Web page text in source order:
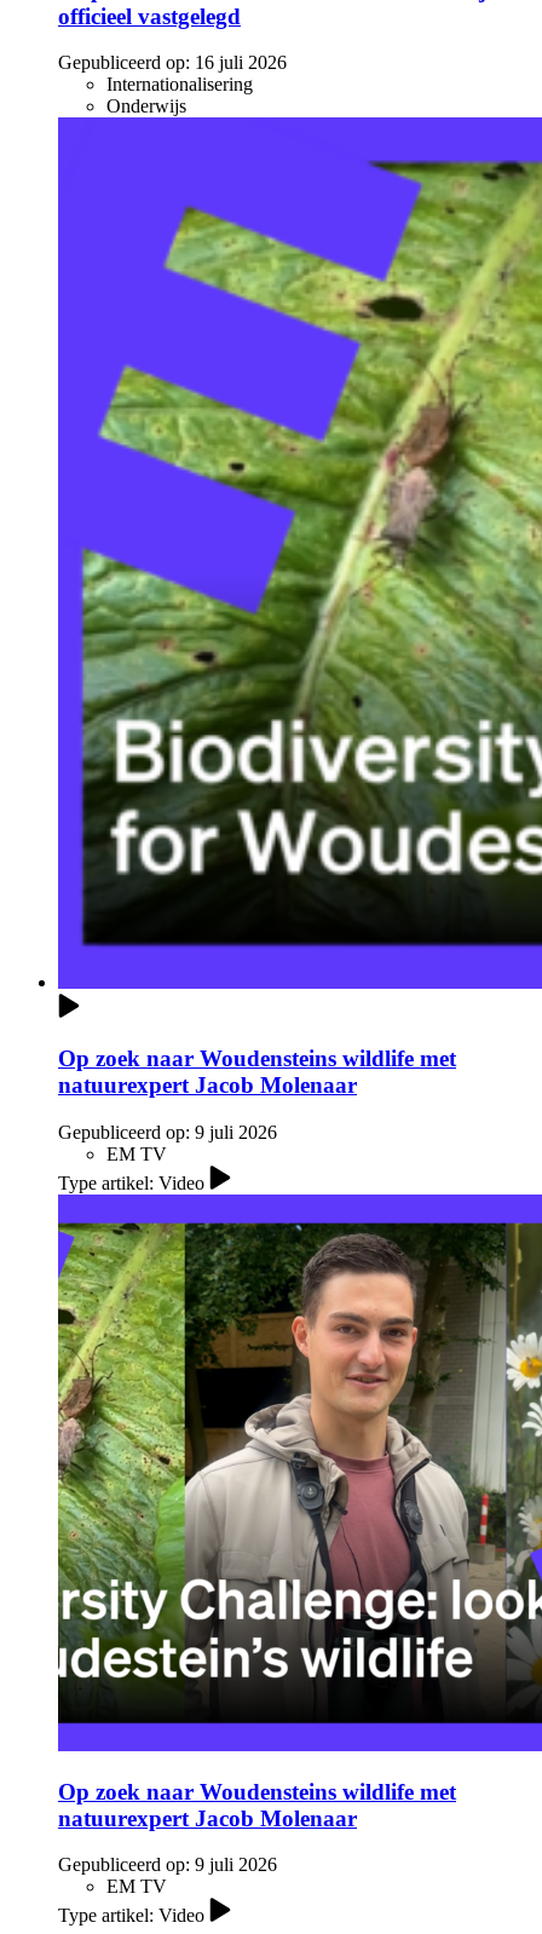
officieel vastgelegd
Gepubliceerd op: 16 juli 2026
Internationalisering
Onderwijs
Op zoek naar Woudensteins wildlife met
natuurexpert Jacob Molenaar
Gepubliceerd op: 9 juli 2026
EM TV
Type artikel: Video
Op zoek naar Woudensteins wildlife met
natuurexpert Jacob Molenaar
Gepubliceerd op: 9 juli 2026
EM TV
Type artikel: Video